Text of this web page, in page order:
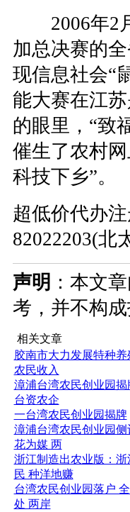
2006年2月
加总决赛的
现信息社会“
能大赛在江
的眼里，“致
催生了农村
科技下乡”。
超低价代办
82022203(北
声明 ：本文
考，并不构
相关文章
胶南市大力发展特种养
农民收入
漳浦台湾农民创业园揭
台资农企
一台湾农民创业园揭牌
漳浦台湾农民创业园侧
花为媒 两
浙江制造出农业版：浙
民 种洋地赚
台湾农民创业园落户
处 两岸